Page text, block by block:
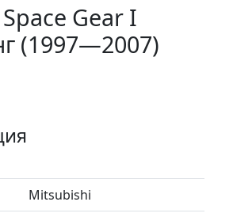
Gear I
(1997—2007)
Mitsubishi